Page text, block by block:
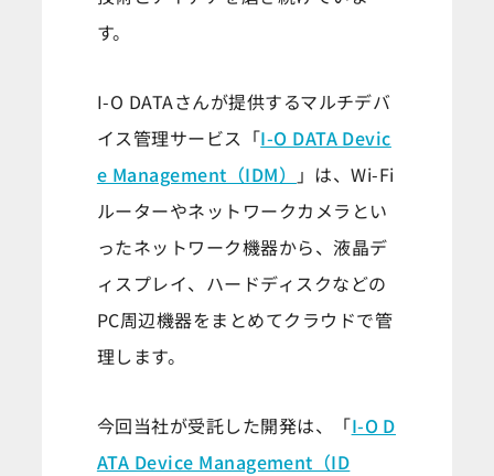
す。
I-O DATAさんが提供するマルチデバ
イス管理サービス「I-O DATA Devic
e Management（IDM）
」は、Wi-Fi
ルーターやネットワークカメラとい
ったネットワーク機器から、液晶デ
ィスプレイ、ハードディスクなどの
PC周辺機器をまとめてクラウドで管
理します。
今回当社が受託した開発は、「I-O D
ATA Device Management（ID